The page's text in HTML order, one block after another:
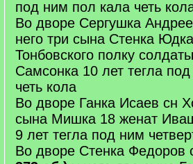
под ним пол кала четь
Во дворе Сергушка
него три сына Стенка
Тонбовского полку
Самсонка 10 лет тегла
четь кола
Во дворе Ганка Исаев сн
сына Мишка 18 женат
9 лет тегла под ним
Во дворе Стенка Федоров